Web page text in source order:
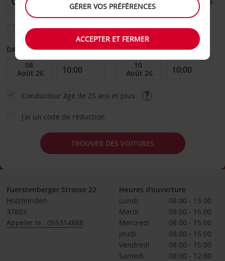
Sélectionnez une autre agence de retour
DATE DE DÉBUT DATE DE FIN
Conducteur âgé de 25 ans et plus
J’ai un code de réduction
TROUVER DES VOITURES
Fuerstenberger Strasse 22
Holzminden
37603
Appeler le : 055314888
Heures d'ouverture
Lundi
08:00 - 15:00
Mardi
08:00 - 15:00
Mercredi
08:00 - 15:00
Jeudi
08:00 - 15:00
Vendredi
08:00 - 15:00
Samedi
08:00 - 12:00
GÉRER VOS PRÉFÉRENCES
ACCEPTER ET FERMER